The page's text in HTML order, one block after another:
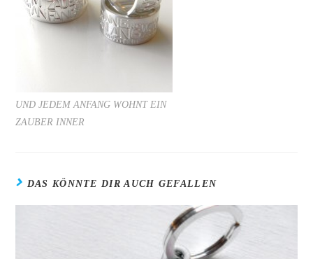
UND JEDEM ANFANG WOHNT EIN
ZAUBER INNER
DAS KÖNNTE DIR AUCH GEFALLEN